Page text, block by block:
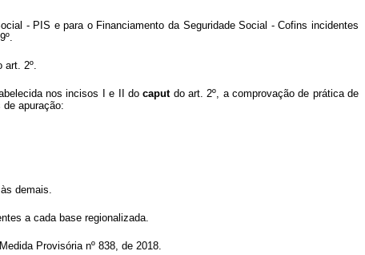
- PIS e para o Financiamento da Seguridade Social - Cofins incidentes
art. 2º.
nos incisos I e II docaput do art. 2º, a comprovação de prática de
apuração:
demais.
a cada base regionalizada.
Provisória nº 838, de 2018.